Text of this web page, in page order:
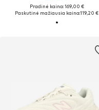
Pradinė kaina: 169,00 €
Paskutinė mažiausia kaina:119,20 €